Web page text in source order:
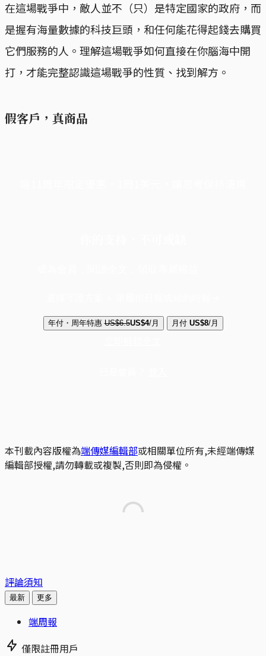
在這場戰爭中，敵人並不（只）是特定國家的政府，而
是握有海量數據的科技巨頭，和任何能花得起錢去購買
它們服務的人。理解這場戰爭如何直接在你腦海中開
打，才能完整認識這場戰爭的性質、找到解方。
假客戶，真商品
年付・周年特惠 US$6.5US$4/月 月付 US$8/月
本刊載內容版權為端傳媒編輯部或相關單位所有,未經端傳媒
編輯部授權,請勿轉載或複製,否則即為侵權。
評論須知
最新 更多
端周報
僅限註冊用戶